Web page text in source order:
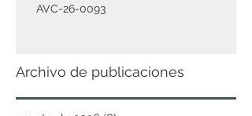
AVC-26-0093
Archivo de publicaciones